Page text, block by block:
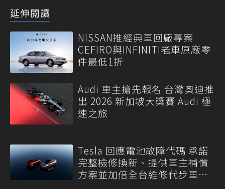
延伸閱讀
NISSAN推經典車回廠專案
CEFIRO與INFINITI老車原廠零
件最低1折
Audi 車主搶先報名 台灣奧迪推
出 2026 新加坡大獎賽 Audi 極
速之旅
Tesla 回應電池故障代碼 承諾
完整檢修換新、提供車主補償
方案並加倍全台維修代步車數